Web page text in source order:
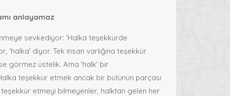
anlayamaz
sevkediyor: 'Halka teşekkürde
'halka' diyor. Tek insan varlığına teşekkür
görmez üstelik. Ama 'halk' bir
teşekkür etmek ancak bir bütünün parçası
teşekkür etmeyi bilmeyenler, halktan gelen her